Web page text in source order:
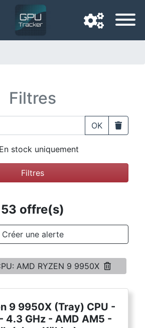
Filtres
OK Clear
En stock uniquement
Filtres
53 offre(s)
Créer une alerte
AMD RYZEN 9 9950X
9 9950X (Tray) CPU -
4.3 GHz - AMD AM5 -